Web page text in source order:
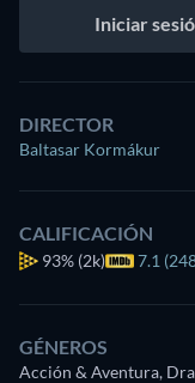
Iniciar
DIRECTOR
Baltasar Kormákur
CALIFICACIÓN
93% (2k) 7.1
GÉNEROS
Acción & Aventura,